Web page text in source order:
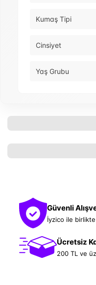
Kumaş Tipi
Cinsiyet
Yaş Grubu
Güvenli
İyzico ile
Ücretsiz
200 TL ve